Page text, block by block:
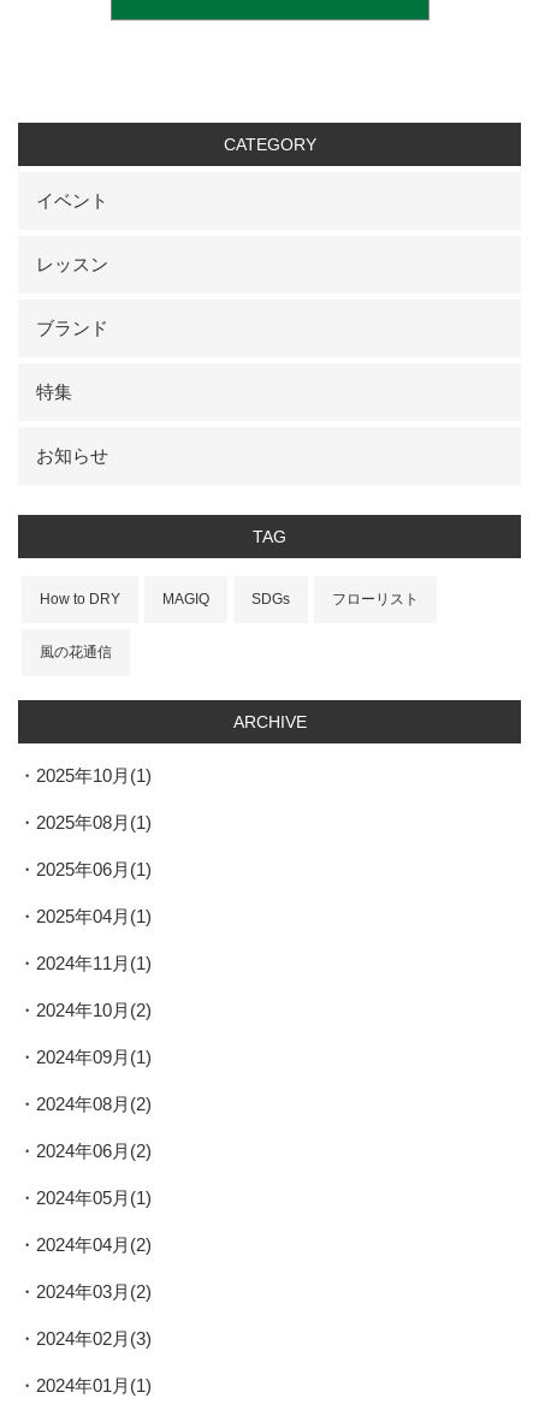
CATEGORY
イベント
レッスン
ブランド
特集
お知らせ
TAG
How to DRY MAGIQ SDGs フローリスト
風の花通信
ARCHIVE
2025年10月(1)
2025年08月(1)
2025年06月(1)
2025年04月(1)
2024年11月(1)
2024年10月(2)
2024年09月(1)
2024年08月(2)
2024年06月(2)
2024年05月(1)
2024年04月(2)
2024年03月(2)
2024年02月(3)
2024年01月(1)